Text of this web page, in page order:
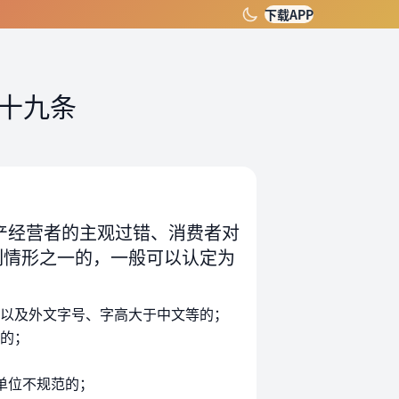
下载APP
九条
营者的主观过错、消费者对
形之一的，一般可以认定为
外文字号、字高大于中文等的；
；
不规范的；